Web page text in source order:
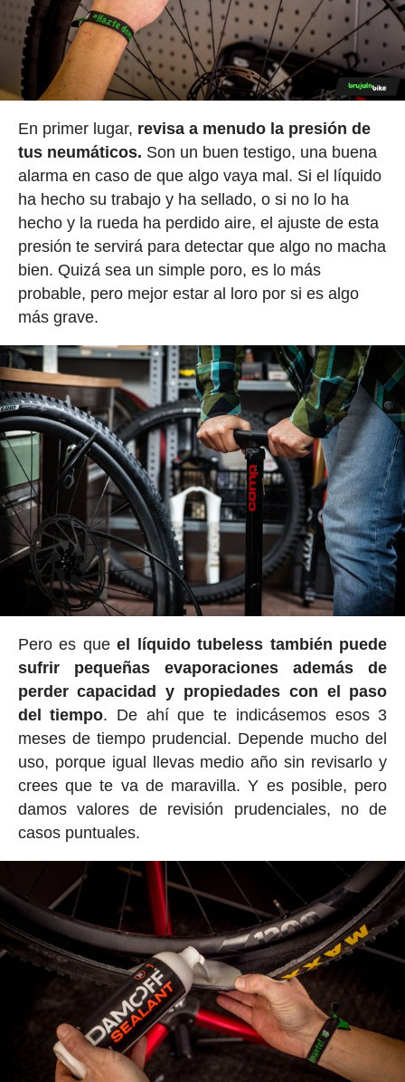
En primer lugar, revisa a menudo la presión de
tus neumáticos. Son un buen testigo, una buena
alarma en caso de que algo vaya mal. Si el líquido
ha hecho su trabajo y ha sellado, o si no lo ha
hecho y la rueda ha perdido aire, el ajuste de esta
presión te servirá para detectar que algo no macha
bien. Quizá sea un simple poro, es lo más
probable, pero mejor estar al loro por si es algo
más grave.
Pero es queel líquido tubeless también puede
sufrir pequeñas evaporaciones además de
perder capacidad y propiedades con el paso
del tiempo. De ahí que te indicásemos esos 3
meses de tiempo prudencial. Depende mucho del
uso, porque igual llevas medio año sin revisarlo y
crees que te va de maravilla. Y es posible, pero
damos valores de revisión prudenciales, no de
casos puntuales.